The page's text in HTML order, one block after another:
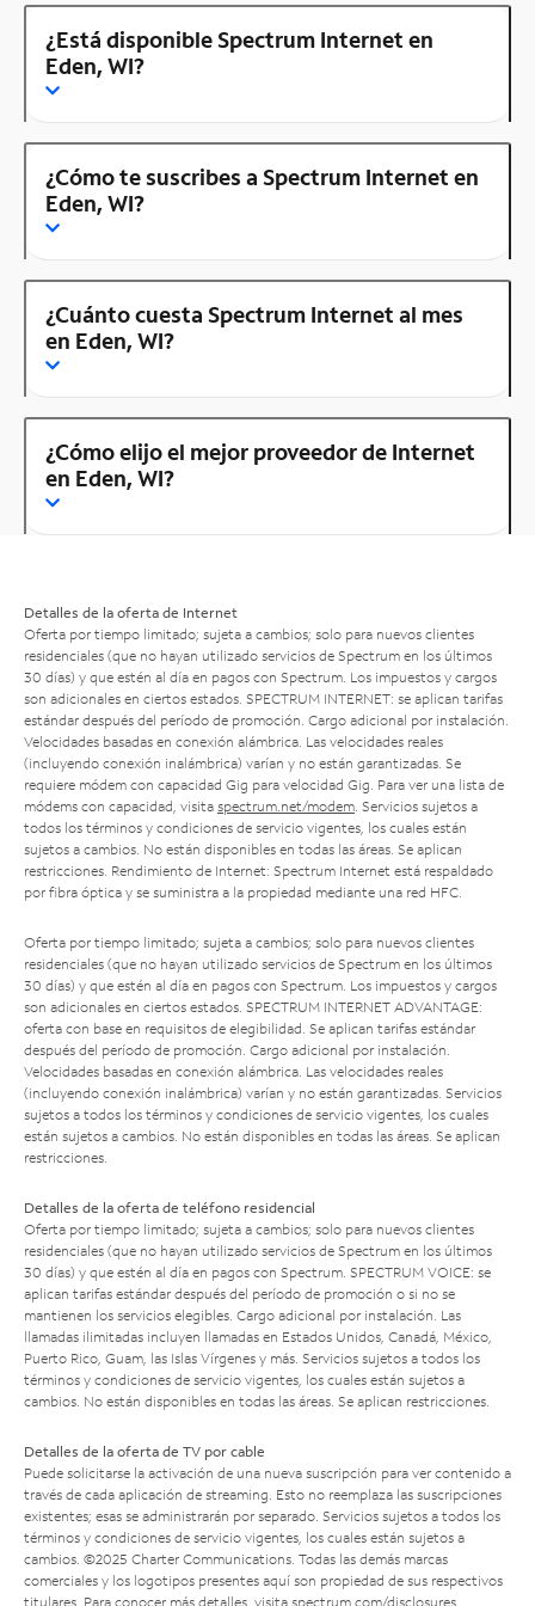
¿Está disponible Spectrum Internet en
Eden, WI?
¿Cómo te suscribes a Spectrum Internet en
Eden, WI?
¿Cuánto cuesta Spectrum Internet al mes
en Eden, WI?
¿Cómo elijo el mejor proveedor de Internet
en Eden, WI?
Detalles de la oferta de Internet
Oferta por tiempo limitado; sujeta a cambios; solo para nuevos clientes
residenciales (que no hayan utilizado servicios de Spectrum en los últimos
30 días) y que estén al día en pagos con Spectrum. Los impuestos y cargos
son adicionales en ciertos estados. SPECTRUM INTERNET: se aplican tarifas
estándar después del período de promoción. Cargo adicional por instalación.
Velocidades basadas en conexión alámbrica. Las velocidades reales
(incluyendo conexión inalámbrica) varían y no están garantizadas. Se
requiere módem con capacidad Gig para velocidad Gig. Para ver una lista de
módems con capacidad, visita spectrum.net/modem . Servicios sujetos a
todos los términos y condiciones de servicio vigentes, los cuales están
sujetos a cambios. No están disponibles en todas las áreas. Se aplican
restricciones. Rendimiento de Internet: Spectrum Internet está respaldado
por fibra óptica y se suministra a la propiedad mediante una red HFC.
Oferta por tiempo limitado; sujeta a cambios; solo para nuevos clientes
residenciales (que no hayan utilizado servicios de Spectrum en los últimos
30 días) y que estén al día en pagos con Spectrum. Los impuestos y cargos
son adicionales en ciertos estados. SPECTRUM INTERNET ADVANTAGE:
oferta con base en requisitos de elegibilidad. Se aplican tarifas estándar
después del período de promoción. Cargo adicional por instalación.
Velocidades basadas en conexión alámbrica. Las velocidades reales
(incluyendo conexión inalámbrica) varían y no están garantizadas. Servicios
sujetos a todos los términos y condiciones de servicio vigentes, los cuales
están sujetos a cambios. No están disponibles en todas las áreas. Se aplican
restricciones.
Detalles de la oferta de teléfono residencial
Oferta por tiempo limitado; sujeta a cambios; solo para nuevos clientes
residenciales (que no hayan utilizado servicios de Spectrum en los últimos
30 días) y que estén al día en pagos con Spectrum. SPECTRUM VOICE: se
aplican tarifas estándar después del período de promoción o si no se
mantienen los servicios elegibles. Cargo adicional por instalación. Las
llamadas ilimitadas incluyen llamadas en Estados Unidos, Canadá, México,
Puerto Rico, Guam, las Islas Vírgenes y más. Servicios sujetos a todos los
términos y condiciones de servicio vigentes, los cuales están sujetos a
cambios. No están disponibles en todas las áreas. Se aplican restricciones.
Detalles de la oferta de TV por cable
Puede solicitarse la activación de una nueva suscripción para ver contenido a
través de cada aplicación de streaming. Esto no reemplaza las suscripciones
existentes; esas se administrarán por separado. Servicios sujetos a todos los
términos y condiciones de servicio vigentes, los cuales están sujetos a
cambios. ©2025 Charter Communications. Todas las demás marcas
comerciales y los logotipos presentes aquí son propiedad de sus respectivos
titulares. Para conocer más detalles, visita spectrum.com/disclosures